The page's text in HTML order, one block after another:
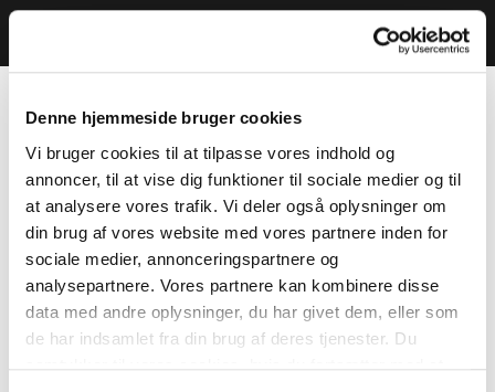
Denne hjemmeside bruger cookies
Vi bruger cookies til at tilpasse vores indhold og
annoncer, til at vise dig funktioner til sociale medier og til
at analysere vores trafik. Vi deler også oplysninger om
din brug af vores website med vores partnere inden for
sociale medier, annonceringspartnere og
analysepartnere. Vores partnere kan kombinere disse
data med andre oplysninger, du har givet dem, eller som
de har indsamlet fra din brug af deres tjenester. Du